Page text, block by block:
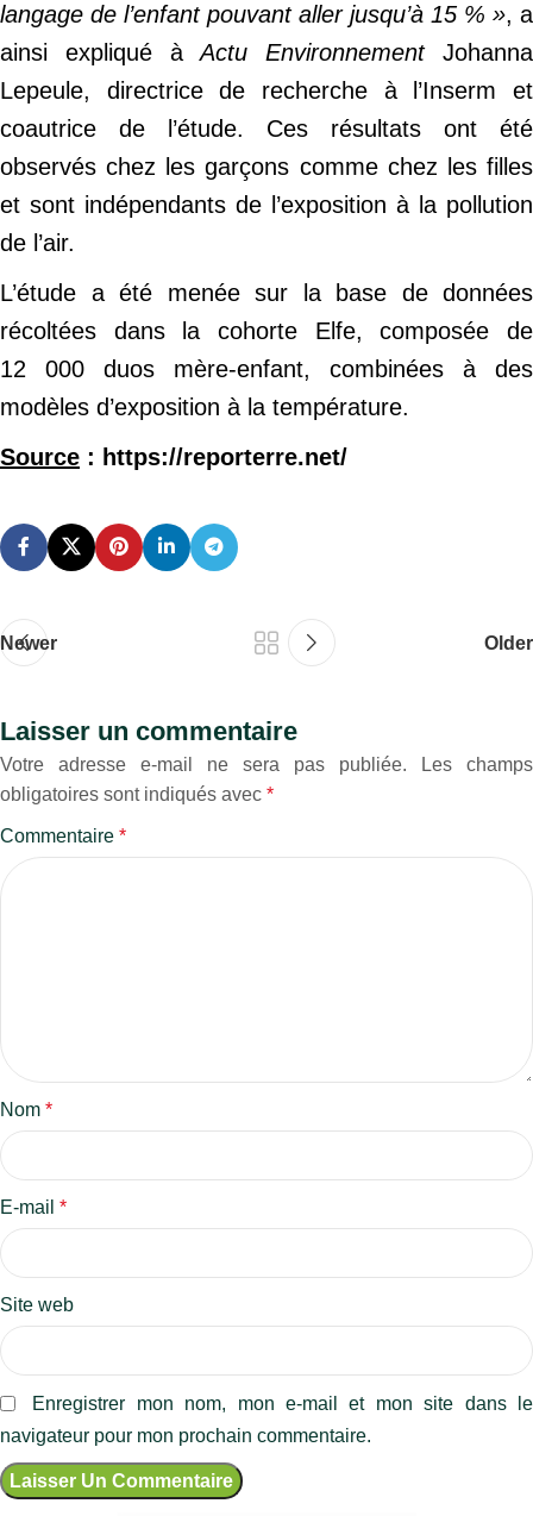
langage de l’enfant pouvant aller jusqu’à 15 % », a
ainsi expliqué àActu EnvironnementJohanna
Lepeule, directrice de recherche à l’Inserm et
coautrice de l’étude. Ces résultats ont été
observés chez les garçons comme chez les filles
et sont indépendants de l’exposition à la pollution
de l’air.
L’étude a été menée sur la base de données
récoltées dans la cohorte Elfe, composée de
12 000 duos mère-enfant, combinées à des
modèles d’exposition à la température.
Source : https://reporterre.net/
Newer Older
Laisser un commentaire
Votre adresse e-mail ne sera pas publiée.
Les champs
obligatoires sont indiqués avec *
Commentaire *
Nom *
E-mail *
Site web
Enregistrer mon nom, mon e-mail et mon site dans le
navigateur pour mon prochain commentaire.